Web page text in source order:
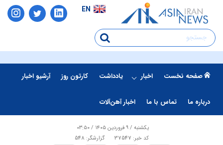
EN
صفحه نخست اخبار یادداشت کارتون روز آرشیو اخبار
درباره ما تماس با ما اخبار آهن‌آلات
یکشنبه / ۹ فروردین ۱۴۰۵ / ۰۳:۵۰
کد خبر: 37547
گزارشگر: 548